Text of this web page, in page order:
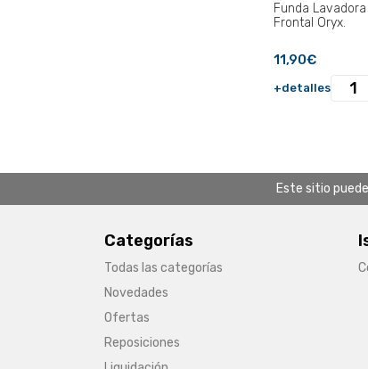
Funda
Frontal Oryx.
11,90€
+detalles
Este sitio
Categorías
Todas las categorías
Novedades
Ofertas
Reposiciones